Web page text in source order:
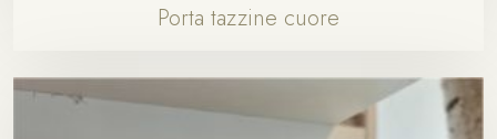
Porta tazzine cuore